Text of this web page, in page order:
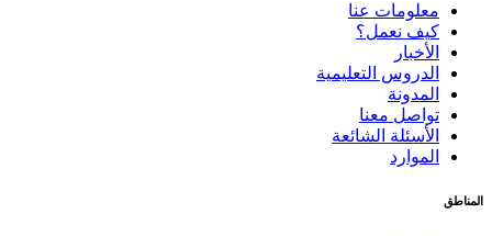
معلومات عنا
كيف نعمل؟
الأخبار
الدروس التعليمية
المدونة
تواصل معنا
الأسئلة الشائعة
الموارد
المناطق